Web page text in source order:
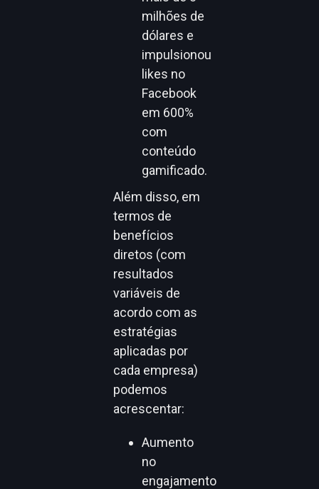
milhões de
dólares e
impulsionou
likes no
Facebook
em 600%
com
conteúdo
gamificado.
Além disso, em
termos de
benefícios
diretos (com
resultados
variáveis de
acordo com as
estratégias
aplicadas por
cada empresa)
podemos
acrescentar:
Aumento
no
engajamento